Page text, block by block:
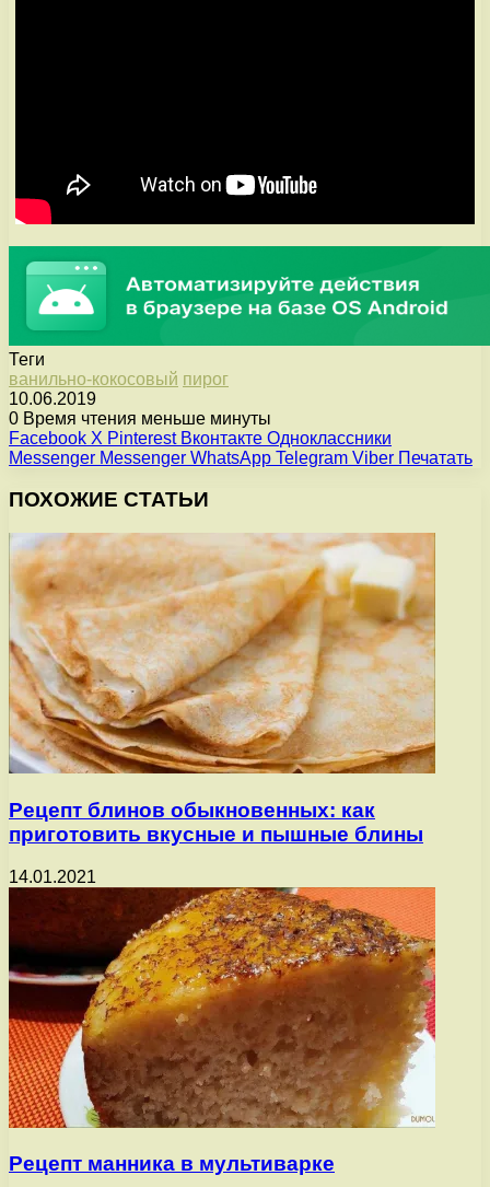
Теги
ванильно-кокосовый пирог
10.06.2019
0 Время чтения меньше минуты
Facebook X Pinterest Вконтакте Одноклассники
Messenger Messenger WhatsApp Telegram Viber Печатать
ПОХОЖИЕ СТАТЬИ
Рецепт блинов обыкновенных: как
приготовить вкусные и пышные блины
14.01.2021
Рецепт манника в мультиварке